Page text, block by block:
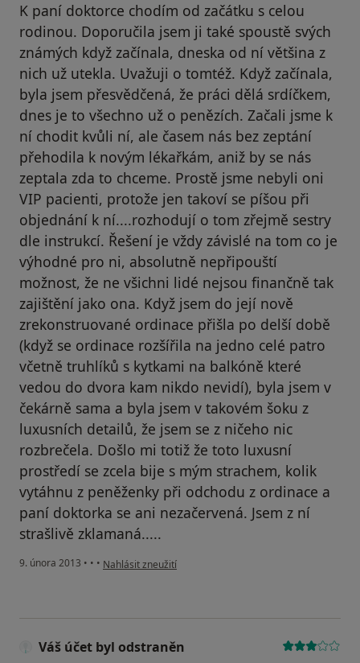
K paní doktorce chodím od začátku s celou
rodinou. Doporučila jsem ji také spoustě svých
známých když začínala, dneska od ní většina z
nich už utekla. Uvažuji o tomtéž. Když začínala,
byla jsem přesvědčená, že práci dělá srdíčkem,
dnes je to všechno už o penězích. Začali jsme k
ní chodit kvůli ní, ale časem nás bez zeptání
přehodila k novým lékařkám, aniž by se nás
zeptala zda to chceme. Prostě jsme nebyli oni
VIP pacienti, protože jen takoví se píšou při
objednání k ní....rozhodují o tom zřejmě sestry
dle instrukcí. Řešení je vždy závislé na tom co je
výhodné pro ni, absolutně nepřipouští
možnost, že ne všichni lidé nejsou finančně tak
zajištění jako ona. Když jsem do její nově
zrekonstruované ordinace přišla po delší době
(když se ordinace rozšířila na jedno celé patro
včetně truhlíků s kytkami na balkóně které
vedou do dvora kam nikdo nevidí), byla jsem v
čekárně sama a byla jsem v takovém šoku z
luxusních detailů, že jsem se z ničeho nic
rozbrečela. Došlo mi totiž že toto luxusní
prostředí se zcela bije s mým strachem, kolik
vytáhnu z peněženky při odchodu z ordinace a
paní doktorka se ani nezačervená. Jsem z ní
strašlivě zklamaná.....
9. února 2013 • • • podle názoru uživatele Váš účet byl odstraněn
Nahlásit zneužití
Váš účet byl odstraněn